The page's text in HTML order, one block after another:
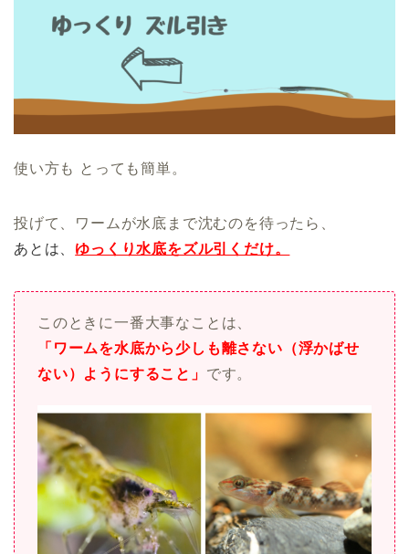
使い方も とっても簡単。
投げて、ワームが水底まで沈むのを待ったら、
あとは、 ゆっくり水底をズル引くだけ。
このときに一番大事なことは、
「ワームを水底から少しも離さない（浮かばせ
ない）ようにすること」 です。